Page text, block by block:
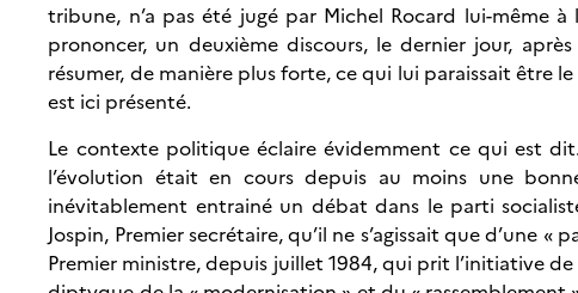
tribune, n’a pas été jugé par Michel Rocard lui-même
prononcer, un deuxième discours, le dernier jour,
résumer, de manière plus forte, ce qui lui paraissait être
est ici présenté.
Le contexte politique éclaire évidemment ce qui est
l’évolution était en cours depuis au moins une
inévitablement entrainé un débat dans le parti
Jospin, Premier secrétaire, qu’il ne s’agissait que d’une
Premier ministre, depuis juillet 1984, qui prit l’initiative